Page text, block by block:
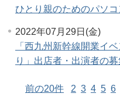
ひとり親のためのパソ
2022年07月29日(金)
「西九州新幹線開業イ
り」出店者・出演者の
前の20件 2 3 4 5 6